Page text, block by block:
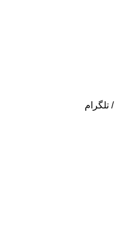
/ تلگرام